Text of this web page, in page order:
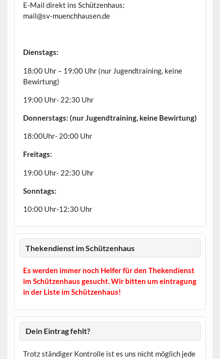
E-Mail direkt ins Schützenhaus:
mail@sv-muenchhausen.de
Dienstags:
18:00 Uhr – 19:00 Uhr (nur Jugendtraining, keine
Bewirtung)
19:00 Uhr- 22:30 Uhr
Donnerstags: (nur Jugendtraining, keine Bewirtung)
18:00Uhr- 20:00 Uhr
Freitags:
19:00 Uhr- 22:30 Uhr
Sonntags:
10:00 Uhr-12:30 Uhr
Thekendienst im Schützenhaus
Es werden immer noch Helfer für den Thekendienst
im Schützenhaus gesucht. Wir bitten um eintragung
in der Liste im Schützenhaus!
Dein Eintrag fehlt?
Trotz ständiger Kontrolle ist es uns nicht möglich jede